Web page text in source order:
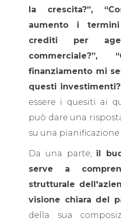
la crescita?”,
aumento i
crediti per
commerciale?”,
finanziamento mi
questi
essere i quesiti ai
può dare una
su una
Da una parte, il
serve a
strutturale
visione chiara del
della sua